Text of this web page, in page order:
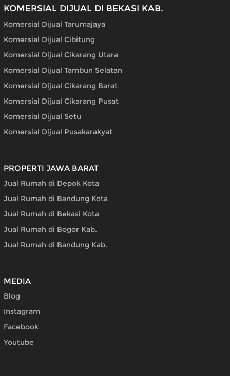
KOMERSIAL DIJUAL DI BEKASI KAB.
Komersial Dijual Tarumajaya
Komersial Dijual Cibitung
Komersial Dijual Cikarang Utara
Komersial Dijual Tambun Selatan
Komersial Dijual Cikarang Barat
Komersial Dijual Cikarang Pusat
Komersial Dijual Setu
Komersial Dijual Pusakarakyat
PROPERTI JAWA BARAT
Jual Rumah di Depok Kota
Jual Rumah di Bandung Kota
Jual Rumah di Bekasi Kota
Jual Rumah di Bogor Kab.
Jual Rumah di Bandung Kab.
MEDIA
Blog
Instagram
Facebook
Youtube